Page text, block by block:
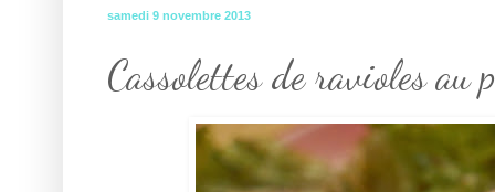
samedi 9 novembre 2013
Cassolettes de ravioles au